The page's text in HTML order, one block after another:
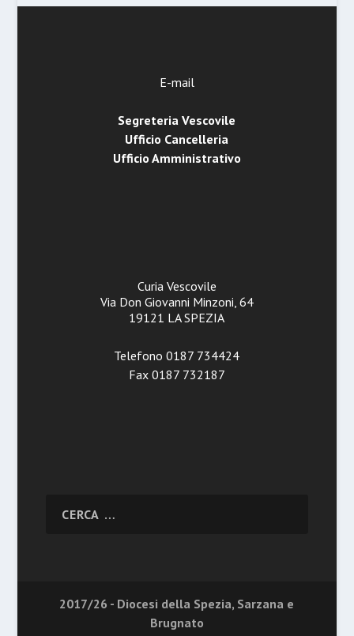
E-mail
Segreteria Vescovile
Ufficio Cancelleria
Ufficio Amministrativo
Curia Vescovile
Via Don Giovanni Minzoni, 64
19121 LA SPEZIA
Telefono 0187 734424
Fax 0187 732187
2017/26 - Diocesi della Spezia, Sarzana e
Brugnato